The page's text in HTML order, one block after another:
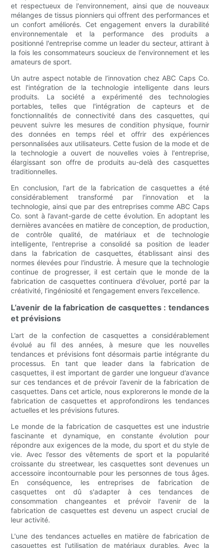
et respectueux de l'environnement, ainsi que de nouveaux
mélanges de tissus pionniers qui offrent des performances et
un confort améliorés. Cet engagement envers la durabilité
environnementale et la performance des produits a
positionné l'entreprise comme un leader du secteur, attirant à
la fois les consommateurs soucieux de l'environnement et les
amateurs de sport.
Un autre aspect notable de l’innovation chez ABC Caps Co.
est l'intégration de la technologie intelligente dans leurs
produits. La société a expérimenté des technologies
portables, telles que l'intégration de capteurs et de
fonctionnalités de connectivité dans des casquettes, qui
peuvent suivre les mesures de condition physique, fournir
des données en temps réel et offrir des expériences
personnalisées aux utilisateurs. Cette fusion de la mode et de
la technologie a ouvert de nouvelles voies à l'entreprise,
élargissant son offre de produits au-delà des casquettes
traditionnelles.
En conclusion, l'art de la fabrication de casquettes a été
considérablement transformé par l'innovation et la
technologie, ainsi que par des entreprises comme ABC Caps
Co. sont à l’avant-garde de cette évolution. En adoptant les
dernières avancées en matière de conception, de production,
de contrôle qualité, de matériaux et de technologie
intelligente, l'entreprise a consolidé sa position de leader
dans la fabrication de casquettes, établissant ainsi des
normes élevées pour l'industrie. À mesure que la technologie
continue de progresser, il est certain que le monde de la
fabrication de casquettes continuera d’évoluer, porté par la
créativité, l’ingéniosité et l’engagement envers l’excellence.
L’avenir de la fabrication de casquettes : tendances
et prévisions
L’art de la confection de casquettes a considérablement
évolué au fil des années, à mesure que les nouvelles
tendances et prévisions font désormais partie intégrante du
processus. En tant que leader dans la fabrication de
casquettes, il est important de garder une longueur d’avance
sur ces tendances et de prévoir l’avenir de la fabrication de
casquettes. Dans cet article, nous explorerons le monde de la
fabrication de casquettes et approfondirons les tendances
actuelles et les prévisions futures.
Le monde de la fabrication de casquettes est une industrie
fascinante et dynamique, en constante évolution pour
répondre aux exigences de la mode, du sport et du style de
vie. Avec l’essor des vêtements de sport et la popularité
croissante du streetwear, les casquettes sont devenues un
accessoire incontournable pour les personnes de tous âges.
En conséquence, les entreprises de fabrication de
casquettes ont dû s'adapter à ces tendances de
consommation changeantes et prévoir l'avenir de la
fabrication de casquettes est devenu un aspect crucial de
leur activité.
L'une des tendances actuelles en matière de fabrication de
casquettes est l'utilisation de matériaux durables. Avec la